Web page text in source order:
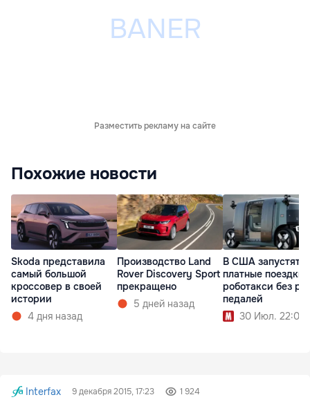
Разместить рекламу на сайте
Похожие новости
Skoda представила
самый большой
кроссовер в своей
истории
4 дня назад
Производство Land
Rover Discovery Sport
прекращено
5 дней назад
В США запустят
платные поездки
роботакси без
педалей
30 Июл. 22:00
Interfax 9 декабря 2015, 17:23 1 924